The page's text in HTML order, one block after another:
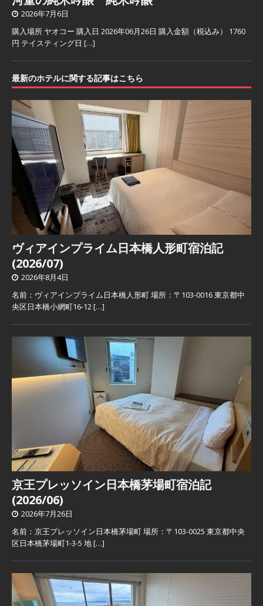
2026年7月6日
購入場所 ヤオコー 購入日 2026年06月26日 購入金額（税込み） 1760
円 テイスティング日 […]
最新のホテルに関する記事はこちら
ヴィアインプライム日本橋人形町宿泊記
(2026/07)
2026年8月4日
名前：ヴィアインプライム日本橋人形町 場所：〒103-0016 東京都中
央区日本橋小網町16-12[…]
京王プレッソイン日本橋茅場町宿泊記
(2026/06)
2026年7月26日
名前：京王プレッソイン日本橋茅場町 場所：〒103-0025 東京都中央
区日本橋茅場町1-3-5 地[…]